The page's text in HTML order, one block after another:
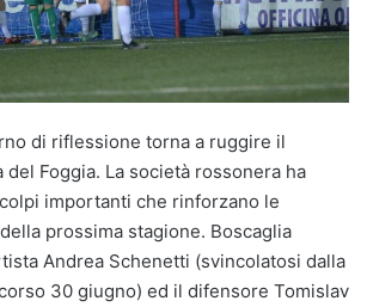
di riflessione torna a ruggire il
Foggia. La società rossonera ha
importanti che rinforzano le
prossima stagione. Boscaglia
Andrea Schenetti (svincolatosi dalla
30 giugno) ed il difensore Tomislav